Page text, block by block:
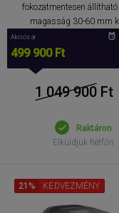
fokozatmentesen
magasság 30-60 mm
Akciós ár
499 900 Ft
1 049 900 Ft
Raktáron
Elküldjük hétfőn
21% KEDVEZMÉNY